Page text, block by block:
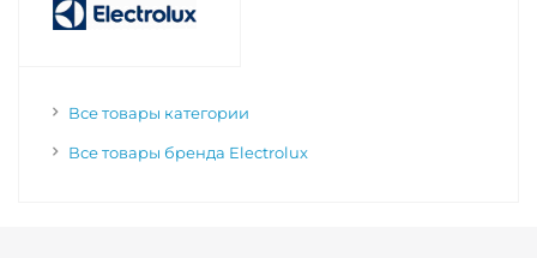
Все товары категории
Все товары бренда Electrolux